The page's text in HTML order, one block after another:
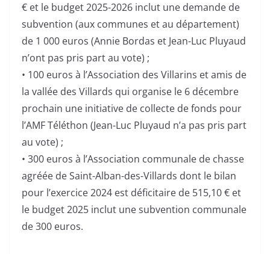
€ et le budget 2025-2026 inclut une demande de
subvention (aux communes et au département)
de 1 000 euros (Annie Bordas et Jean-Luc Pluyaud
n’ont pas pris part au vote) ;
• 100 euros à l’Association des Villarins et amis de
la vallée des Villards qui organise le 6 décembre
prochain une initiative de collecte de fonds pour
l’AMF Téléthon (Jean-Luc Pluyaud n’a pas pris part
au vote) ;
• 300 euros à l’Association communale de chasse
agréée de Saint-Alban-des-Villards dont le bilan
pour l’exercice 2024 est déficitaire de 515,10 € et
le budget 2025 inclut une subvention communale
de 300 euros.